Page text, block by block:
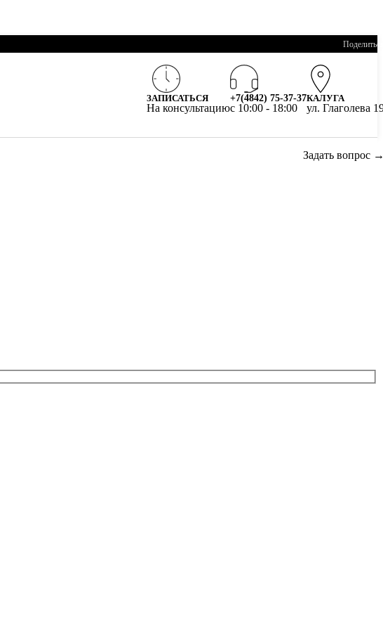
ЗАПИСАТЬСЯ
На консультацию
+7(4842) 75-37-37
c 10:00 - 18:00
КАЛУГА
ул. Глаголева
Задать вопрос